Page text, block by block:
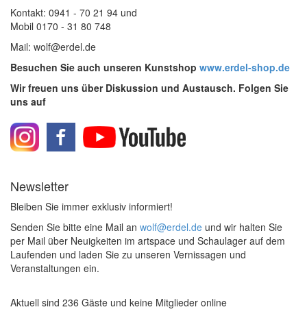
Kontakt: 0941 - 70 21 94 und
Mobil 0170 - 31 80 748
Mail: wolf@erdel.de
Besuchen Sie auch unseren Kunstshop www.erdel-shop.de
Wir freuen uns über Diskussion und Austausch. Folgen Sie
uns auf
Newsletter
Bleiben Sie immer exklusiv informiert!
Senden Sie bitte eine Mail an wolf@erdel.de und wir halten Sie
per Mail über Neuigkeiten im artspace und Schaulager auf dem
Laufenden und laden Sie zu unseren Vernissagen und
Veranstaltungen ein.
Aktuell sind 236 Gäste und keine Mitglieder online